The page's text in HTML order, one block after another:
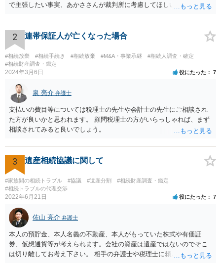
で主張したい事実、あかささんが裁判所に考慮してほしいと思う、亡
ります。 もし、主張したい事実や考慮してほしい事情に関連して
資料を持っているようであれば、主張書面とは別で提出できます。も
し、お姉さんに見られたくないような資料がある場合、「非開示の希
望に関する申出書」と共に提出することも考えられます。 ご質問：書
いた方が良い事と書かない方が良い事 回答： お姉さんが申立書の「申
立ての趣旨」のところに書いている遺産の分け方に対して意見があれ
ば、まずそれを書くとよいです。 次に「申立ての理由」のところに、
なぜ調停を申し立てたのか(例えば、あかささんと話合いが出来ない／
決裂した、など)や亡くなった方・あかささん・お姉さん間の事情やい
きさつなどが書かれていると思うので、あかささんから見てそれは違
うと感じるところは、どのように違うのか、など書くとよいです。 そ
の他、お姉さんの申立書には書かれていないけど、どのように遺産を
った等)、それも書くとよいです。 書かない方が良いと思うことは、遺
産分割に関係ない(と思われる)いきさつを沢山盛り込むことだと考えま
す(あくまで遺産分割に関係することに留める方が、裁判所や調停委員
の方に事情を理解してもらいやすいと思います)。
2 連帯保証人が亡くなった場合
#相続放棄 #相続手続き #相続放棄 #M&A・事業承継
#相続人調査・確定
#相続財産調査・鑑定
2024年3月6日 役にたった 7
泉 亮介 弁護士
支払いの費目等については税理士の先生や会計士の先生にご相談され
た方が良いかと思われます。 顧問税理士の方がいらっしゃれば、まず
相談されてみると良いでしょう。
3 遺産相続協議に関して
#家族間の相続トラブル #協議 #遺産分割
#相続財産調査・鑑定
#相続トラブルの代理交渉
2022年6月21日 役にたった 7
佐山 亮介 弁護士
本人の預貯金、本人名義の不動産、本人がもっていた株式や有価証
券、仮想通貨等が考えられます。会社の資産は遺産ではないのでそこ
は切り離してお考え下さい。 相手の弁護士や税理士に頼んでも守秘義